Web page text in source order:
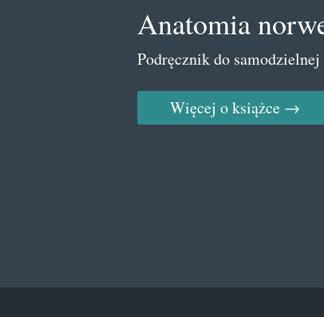
Anatomia
Podręcznik do
Więcej o książce →